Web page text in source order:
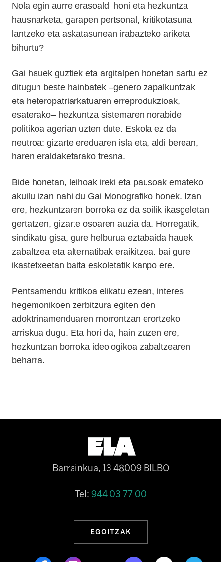
Nola egin aurre erasoaldi honi eta hezkuntza
hausnarketa, garapen pertsonal, kritikotasuna
lantzeko eta askatasunean irabazteko ariketa
bihurtu?
Gai hauek guztiek eta argitalpen honetan sartu ez
ditugun beste hainbatek –genero zapalkuntzak
eta heteropatriarkatuaren erreprodukzioak,
esaterako– hezkuntza sistemaren norabide
politikoa agerian uzten dute. Eskola ez da
neutroa: gizarte ereduaren isla eta, aldi berean,
haren eraldaketarako tresna.
Bide honetan, leihoak ireki eta pausoak emateko
akuilu izan nahi du Gai Monografiko honek. Izan
ere, hezkuntzaren borroka ez da soilik ikasgeletan
gertatzen, gizarte osoaren auzia da. Horregatik,
sindikatu gisa, gure helburua eztabaida hauek
zabaltzea eta alternatibak eraikitzea, bai gure
ikastetxeetan baita eskoletatik kanpo ere.
Pentsamendu kritikoa elikatu ezean, interes
hegemonikoen zerbitzura egiten den
adoktrinamenduaren morrontzan erortzeko
arriskua dugu. Eta hori da, hain zuzen ere,
hezkuntzan borroka ideologikoa zabaltzearen
beharra.
Barrainkua, 13 48009 BILBO
Tel: 944 03 77 00
EGOITZAK